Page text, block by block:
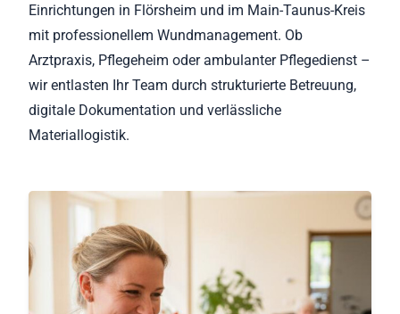
Einrichtungen in Flörsheim und im Main-Taunus-Kreis
mit professionellem Wundmanagement. Ob
Arztpraxis, Pflegeheim oder ambulanter Pflegedienst –
wir entlasten Ihr Team durch strukturierte Betreuung,
digitale Dokumentation und verlässliche
Materiallogistik.